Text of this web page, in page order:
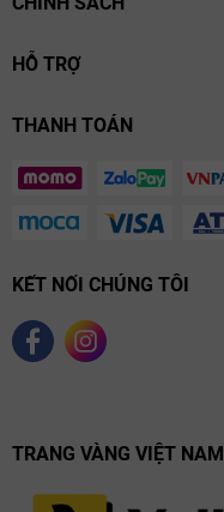
HỖ TRỢ
THANH TOÁN
KẾT NỐI CHÚNG TÔI
TRANG VÀNG VIỆT NAM